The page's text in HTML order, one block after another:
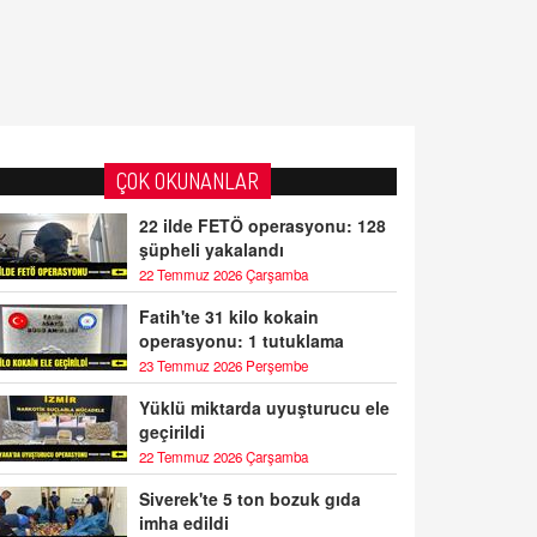
ÇOK OKUNANLAR
22 ilde FETÖ operasyonu: 128
şüpheli yakalandı
22 Temmuz 2026 Çarşamba
Fatih'te 31 kilo kokain
operasyonu: 1 tutuklama
23 Temmuz 2026 Perşembe
Yüklü miktarda uyuşturucu ele
geçirildi
22 Temmuz 2026 Çarşamba
Siverek'te 5 ton bozuk gıda
imha edildi